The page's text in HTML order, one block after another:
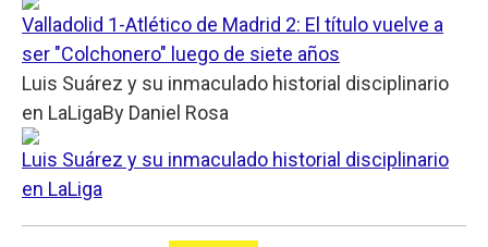
Valladolid 1-Atlético de Madrid 2: El título vuelve a
ser "Colchonero" luego de siete años
Luis Suárez y su inmaculado historial disciplinario
en LaLigaBy Daniel Rosa
Luis Suárez y su inmaculado historial disciplinario
en LaLiga